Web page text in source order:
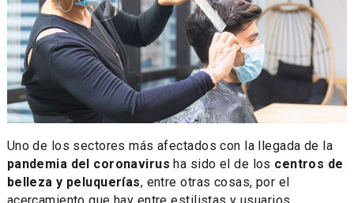
Uno de los sectores más afectados con la llegada de la
pandemia del coronavirus ha sido el de los centros de
belleza y peluquerías, entre otras cosas, por el
acercamiento que hay entre estilistas y usuarios.